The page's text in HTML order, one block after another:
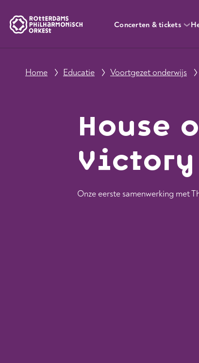
Concerten & tickets
Home Educatie Voortgezet onderwijs
House
Victory
Onze eerste samenwerking met